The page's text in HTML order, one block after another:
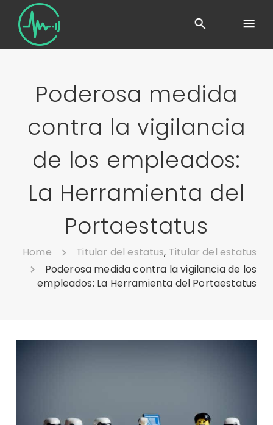
Poderosa medida
contra la vigilancia
de los empleados:
La Herramienta del
Portaestatus
Home Titular del estatus, Titular del estatus
Poderosa medida contra la vigilancia de los
empleados: La Herramienta del Portaestatus